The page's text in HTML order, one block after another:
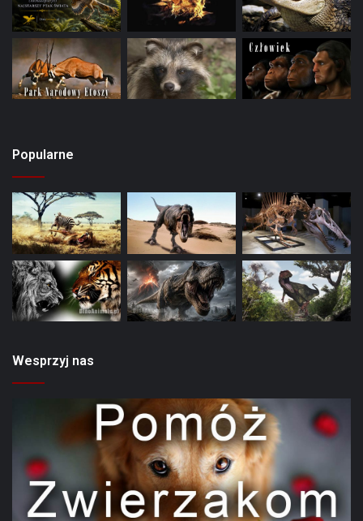
Popularne
Wesprzyj nas